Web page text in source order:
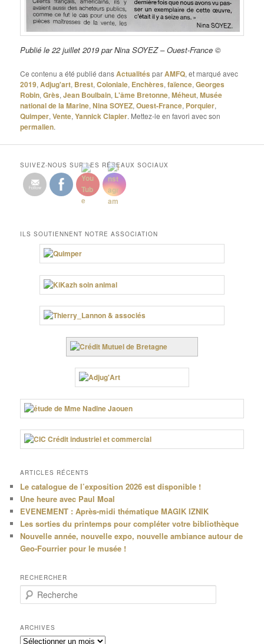
Publié le 22 juillet 2019 par Nina SOYEZ – Ouest-France ©
Ce contenu a été publié dansActualités parAMFQ, et marqué avec
2019,Adjug'art, Brest,Coloniale, Enchères,faïence,Georges
Robin,Grès,Jean Boulbain, L'âme Bretonne,Méheut,Musée
national de la Marine,Nina SOYEZ,Ouest-France, Porquier,
Quimper,Vente,Yannick Clapier. Mettez-le en favori avec son
permalien.
SUIVEZ-NOUS SUR LES RÉSEAUX SOCIAUX
ILS SOUTIENNENT NOTRE ASSOCIATION
ARTICLES RÉCENTS
Le catalogue de l’exposition 2026 est disponible !
Une heure avec Paul Moal
EVENEMENT : Après-midi thématique MAGIK IZNIK
Les sorties du printemps pour compléter votre bibliothèque
Nouvelle année, nouvelle expo, nouvelle ambiance autour de
Geo-Fourrier pour le musée !
RECHERCHER
e
h
e
ARCHIVES
Archives